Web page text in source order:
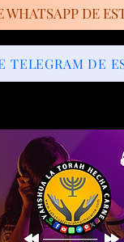
WHATSAPP DE
TELEGRAM DE